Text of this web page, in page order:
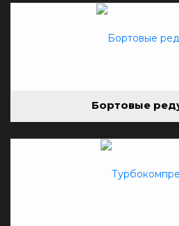
Бортовые